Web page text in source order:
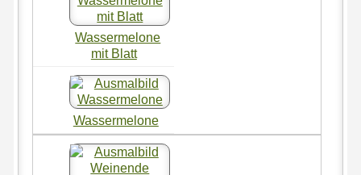
Wassermelone
mit Blatt
Wassermelone